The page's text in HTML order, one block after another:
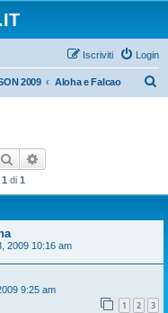
Login
Iscriviti
2009 Aloha e Falcao
Cerca
1 di 1
2009 10:16 am
9:25 am
1 2 3